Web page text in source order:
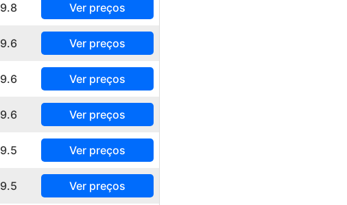
9.8 Ver preços
9.6 Ver preços
9.6 Ver preços
9.6 Ver preços
9.5 Ver preços
9.5 Ver preços